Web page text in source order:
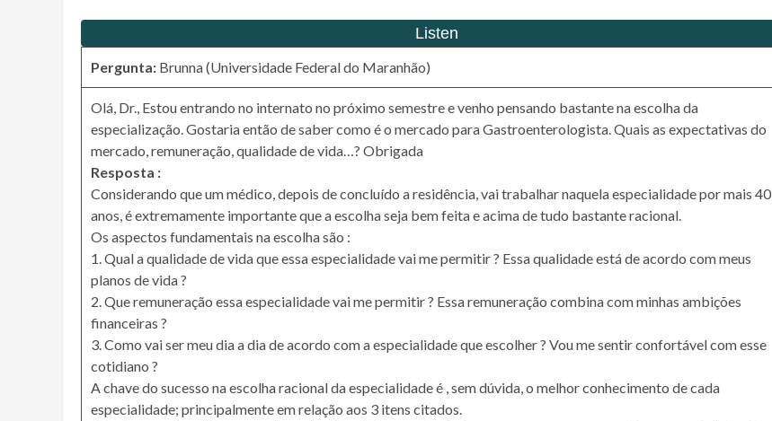
Pergunta: Brunna (Universidade Federal do Maranhão)
Olá, Dr., Estou entrando no internato no próximo semestre e venho pensando bastante na escolha da
especialização. Gostaria então de saber como é o mercado para Gastroenterologista. Quais as expectativas do
mercado, remuneração, qualidade de vida…? Obrigada
Resposta :
Considerando que um médico, depois de concluído a residência, vai trabalhar naquela especialidade por mais 40
anos, é extremamente importante que a escolha seja bem feita e acima de tudo bastante racional.
Os aspectos fundamentais na escolha são :
1. Qual a qualidade de vida que essa especialidade vai me permitir ? Essa qualidade está de acordo com meus
planos de vida ?
2. Que remuneração essa especialidade vai me permitir ? Essa remuneração combina com minhas ambições
financeiras ?
3. Como vai ser meu dia a dia de acordo com a especialidade que escolher ? Vou me sentir confortável com esse
cotidiano ?
A chave do sucesso na escolha racional da especialidade é , sem dúvida, o melhor conhecimento de cada
especialidade; principalmente em relação aos 3 itens citados.